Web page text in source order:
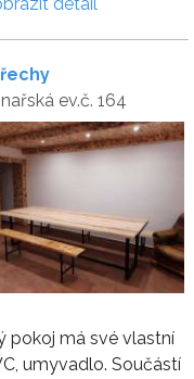
ev.č. 164
pokoj má své vlastní
umyvadlo. Součástí